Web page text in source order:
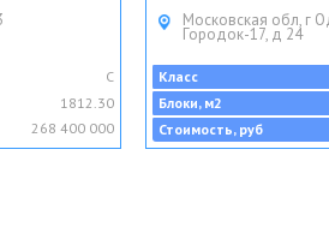
C
1812.30
268 400 000
Московская обл, г
Городок-17, д 24
Класс
Блоки, м2
Стоимость, руб